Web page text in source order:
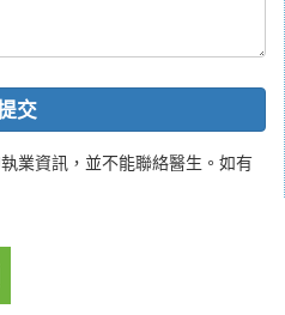
交
業資訊，並不能聯絡醫生。如有